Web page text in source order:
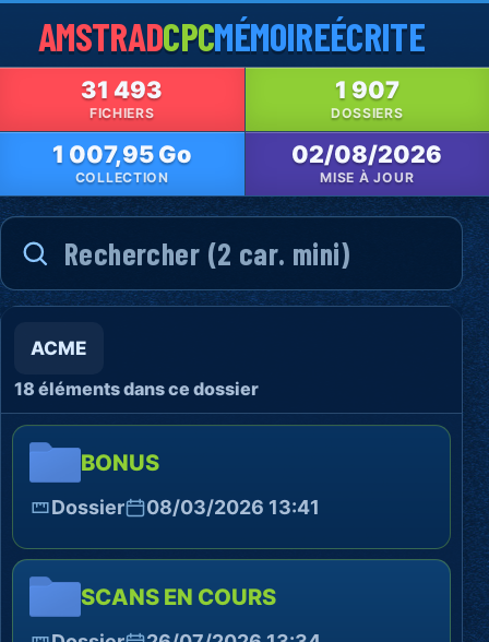
AMSTRADCPCMÉMOIREÉCRITE
31 493
FICHIERS
1 907
DOSSIERS
1 007,95 Go
COLLECTION
02/08/2026
MISE À JOUR
ACME
18 éléments dans ce dossier
BONUS
Dossier 08/03/2026 13:41
SCANS EN COURS